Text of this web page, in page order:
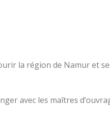
la région de Namur et
avec les maîtres